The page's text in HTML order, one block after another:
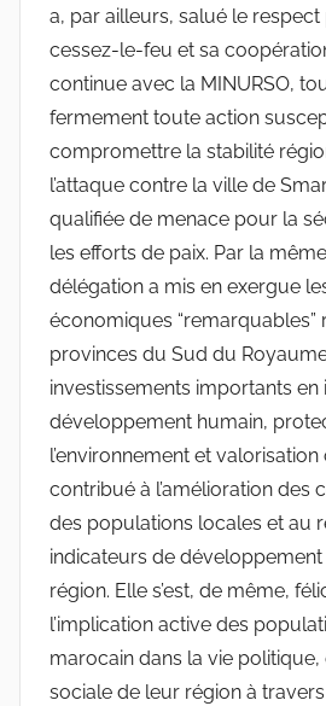
a, par ailleurs, salué le
cessez-le-feu et sa
continue avec la MINURSO,
fermement toute action
compromettre la stabilité
l’attaque contre la ville de
qualifiée de menace pour la
les efforts de paix. Par la
délégation a mis en exergue
économiques “remarquables”
provinces du Sud du
investissements importants
développement humain,
l’environnement et
contribué à l’amélioration des
des populations locales et au
indicateurs de
région. Elle s’est, de même,
l’implication active des
marocain dans la vie
sociale de leur région à